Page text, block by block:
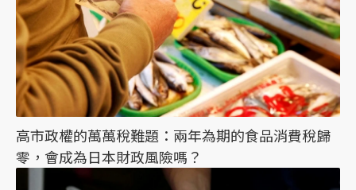
高市政權的萬萬稅難題：兩年為期的食品消費稅歸
零，會成為日本財政風險嗎？